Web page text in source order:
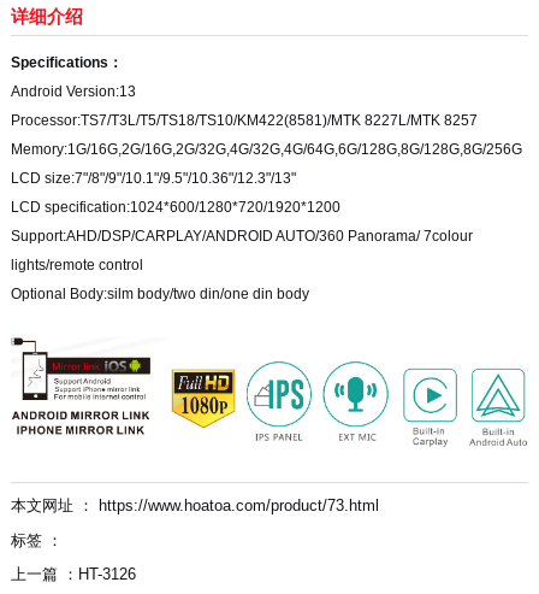
详细介绍
Specifications：
Android Version:13
Processor:TS7/T3L/T5/TS18/TS10/KM422(8581)/MTK 8227L/MTK 8257
Memory:1G/16G,2G/16G,2G/32G,4G/32G,4G/64G,6G/128G,8G/128G,8G/256G
LCD size:7"/8"/9"/10.1"/9.5"/10.36"/12.3"/13"
LCD specification:1024*600/1280*720/1920*1200
Support:AHD/DSP/CARPLAY/ANDROID AUTO/360 Panorama/ 7colour
lights/remote control
Optional Body:silm body/two din/one din body
本文网址 ： https://www.hoatoa.com/product/73.html
标签 ：
上一篇 ： HT-3126